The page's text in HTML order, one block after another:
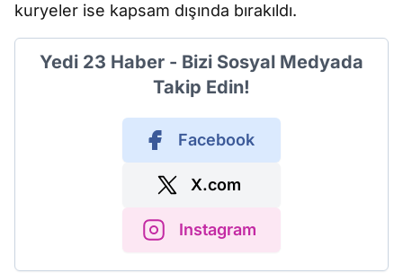
kuryeler ise kapsam dışında bırakıldı.
Yedi 23 Haber - Bizi Sosyal Medyada
Takip Edin!
Facebook
X.com
Instagram